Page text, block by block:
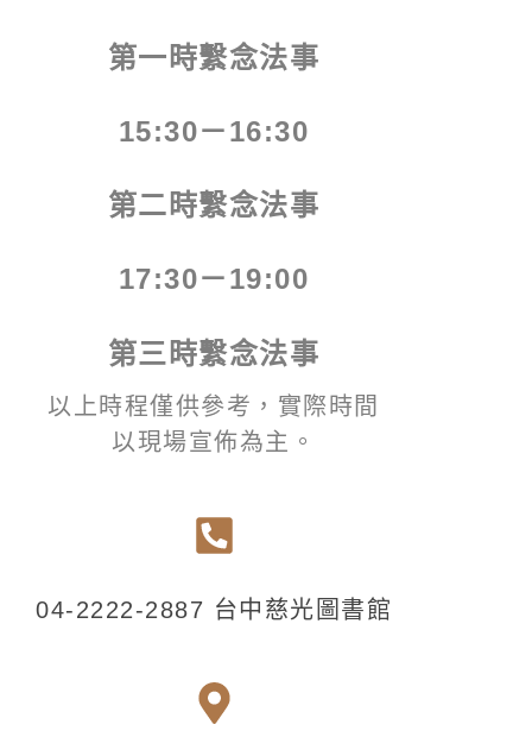
第一時繫念法事
15:30－16:30
第二時繫念法事
17:30－19:00
第三時繫念法事
以上時程僅供參考，實際時間
以現場宣佈為主。
04-2222-2887 台中慈光圖書館